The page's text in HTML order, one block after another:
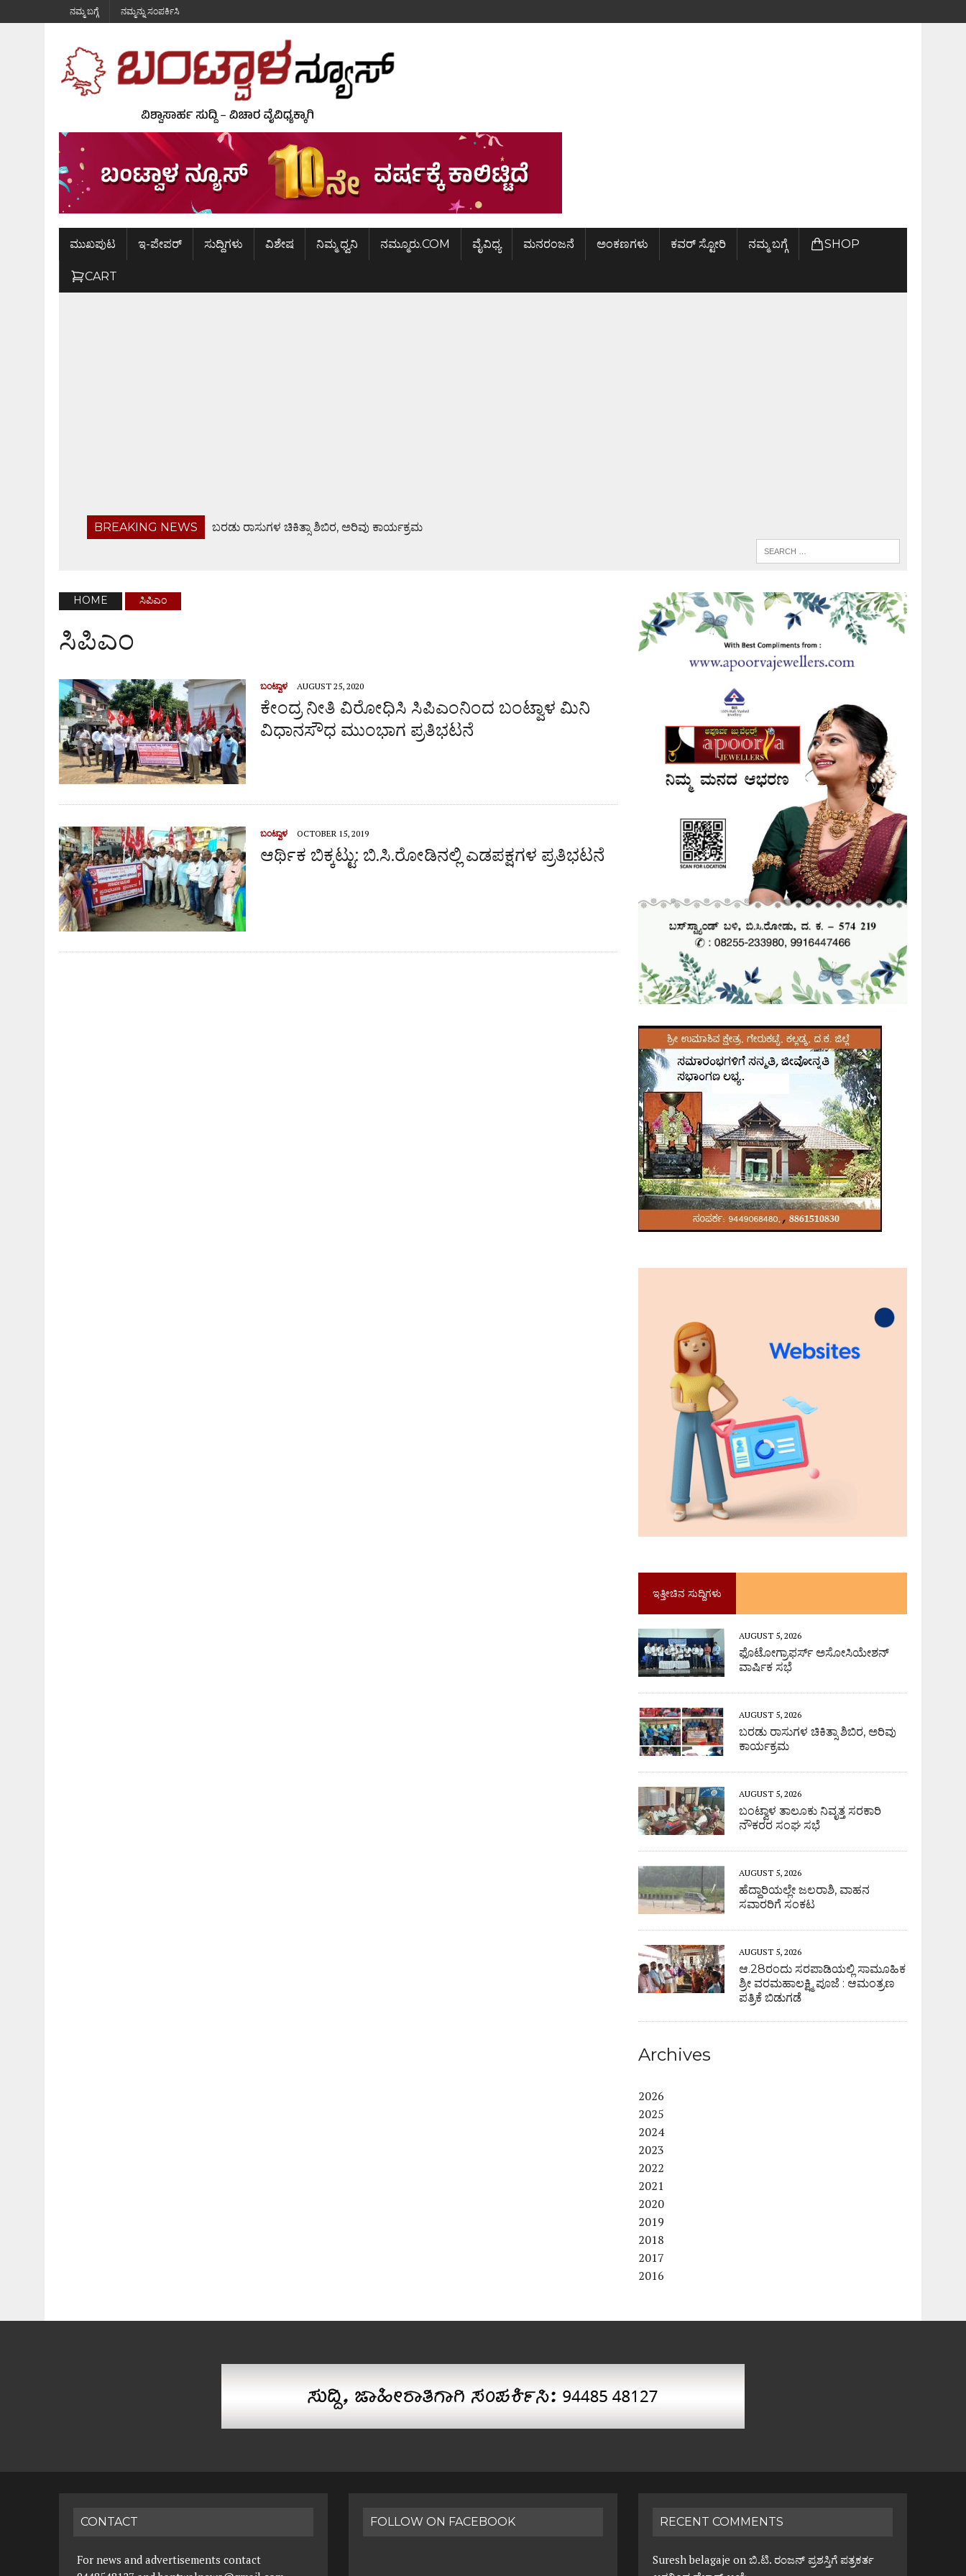
ನಮ್ಮ ಬಗ್ಗೆ ನಮ್ಮನ್ನು ಸಂಪರ್ಕಿಸಿ
ಮುಖಪುಟ ಇ-ಪೇಪರ್ ಸುದ್ದಿಗಳು ವಿಶೇಷ ನಿಮ್ಮ ಧ್ವನಿ ನಮ್ಮೂರು.COM ವೈವಿಧ್ಯ ಮನರಂಜನೆ ಅಂಕಣಗಳು ಕವರ್ ಸ್ಟೋರಿ ನಮ್ಮ ಬಗ್ಗೆ SHOP
CART
BREAKING NEWS
ಬರಡು ರಾಸುಗಳ ಚಿಕಿತ್ಸಾ ಶಿಬಿರ, ಅರಿವು ಕಾರ್ಯಕ್ರಮ
ಆ.28ರಂದು ಸರಪಾಡಿಯಲ್ಲಿ ಸಾಮೂಹಿಕ ಶ್ರೀ ವರಮಹಾಲಕ್ಷ್ಮಿ ಪೂಜೆ : ಆಮಂತ್ರಣ ಪತ್ರಿಕೆ ಬಿಡುಗಡೆ
HOME ಸಿಪಿಎಂ
ಸಿಪಿಎಂ
ಬಂಟ್ವಾಳ AUGUST 25, 2020
ಕೇಂದ್ರ ನೀತಿ ವಿರೋಧಿಸಿ ಸಿಪಿಎಂನಿಂದ ಬಂಟ್ವಾಳ ಮಿನಿ
ವಿಧಾನಸೌಧ ಮುಂಭಾಗ ಪ್ರತಿಭಟನೆ
ಬಂಟ್ವಾಳ OCTOBER 15, 2019
ಆರ್ಥಿಕ ಬಿಕ್ಕಟ್ಟು: ಬಿ.ಸಿ.ರೋಡಿನಲ್ಲಿ ಎಡಪಕ್ಷಗಳ ಪ್ರತಿಭಟನೆ
ಇತ್ತೀಚಿನ ಸುದ್ದಿಗಳು
AUGUST 5, 2026
ಫೊಟೋಗ್ರಾಫರ್ಸ್ ಅಸೋಸಿಯೇಶನ್
ವಾರ್ಷಿಕ ಸಭೆ
AUGUST 5, 2026
ಬರಡು ರಾಸುಗಳ ಚಿಕಿತ್ಸಾ ಶಿಬಿರ, ಅರಿವು
ಕಾರ್ಯಕ್ರಮ
AUGUST 5, 2026
ಬಂಟ್ವಾಳ ತಾಲೂಕು ನಿವೃತ್ತ ಸರಕಾರಿ
ನೌಕರರ ಸಂಘ ಸಭೆ
AUGUST 5, 2026
ಹೆದ್ದಾರಿಯಲ್ಲೇ ಜಲರಾಶಿ, ವಾಹನ
ಸವಾರರಿಗೆ ಸಂಕಟ
AUGUST 5, 2026
ಆ.28ರಂದು ಸರಪಾಡಿಯಲ್ಲಿ ಸಾಮೂಹಿಕ
ಶ್ರೀ ವರಮಹಾಲಕ್ಷ್ಮಿ ಪೂಜೆ : ಆಮಂತ್ರಣ
ಪತ್ರಿಕೆ ಬಿಡುಗಡೆ
Archives
2026
2025
2024
2023
2022
2021
2020
2019
2018
2017
2016
CONTACT
For news and advertisements contact
FOLLOW ON FACEBOOK RECENT COMMENTS
Suresh belagaje onಬಿ.ಟಿ. ರಂಜನ್ ಪ್ರಶಸ್ತಿಗೆ ಪತ್ರಕರ್ತ